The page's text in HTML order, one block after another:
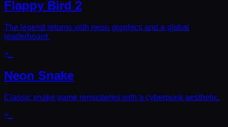
Flappy Bird 2
The legend returns with neon graphics and a global
leaderboard.
>_
Neon Snake
Classic snake game remastered with a cyberpunk aesthetic.
>_